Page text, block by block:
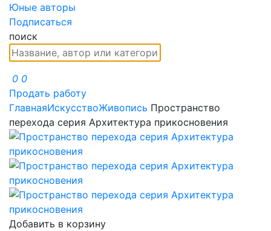
Юные авторы
Подписаться
поиск
0 0
Продать работу
ГлавнаяИскусствоЖивопись Пространство
перехода серия Архитектура прикосновения
Добавить в корзину